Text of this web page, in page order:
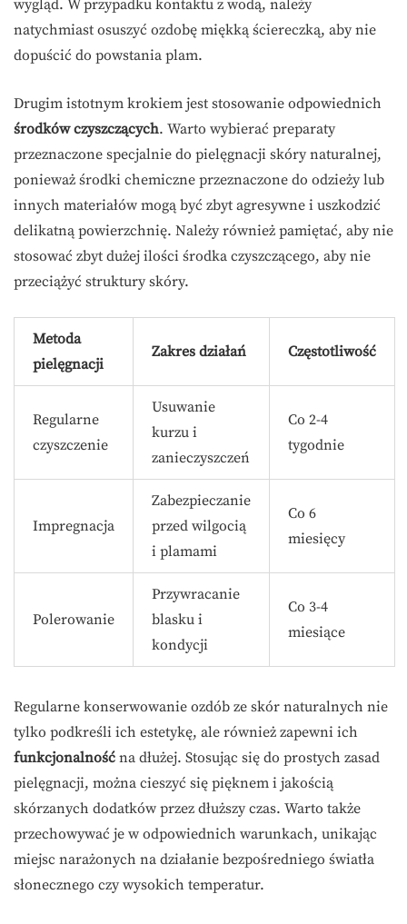
wygląd. W przypadku kontaktu z wodą, należy
natychmiast osuszyć ozdobę miękką ściereczką, aby nie
dopuścić do powstania plam.
Drugim istotnym krokiem jest stosowanie odpowiednich
środków czyszczących. Warto wybierać preparaty
przeznaczone specjalnie do pielęgnacji skóry naturalnej,
ponieważ środki chemiczne przeznaczone do odzieży lub
innych materiałów mogą być zbyt agresywne i uszkodzić
delikatną powierzchnię. Należy również pamiętać, aby nie
stosować zbyt dużej ilości środka czyszczącego, aby nie
przeciążyć struktury skóry.
Metoda
pielęgnacji
Zakres działań Częstotliwość
Regularne
czyszczenie
Usuwanie
kurzu i
zanieczyszczeń
Co 2-4
tygodnie
Impregnacja
Zabezpieczanie
przed wilgocią
i plamami
Co 6
miesięcy
Polerowanie
Przywracanie
blasku i
kondycji
Co 3-4
miesiące
Regularne konserwowanie ozdób ze skór naturalnych nie
tylko podkreśli ich estetykę, ale również zapewni ich
funkcjonalność na dłużej. Stosując się do prostych zasad
pielęgnacji, można cieszyć się pięknem i jakością
skórzanych dodatków przez dłuższy czas. Warto także
przechowywać je w odpowiednich warunkach, unikając
miejsc narażonych na działanie bezpośredniego światła
słonecznego czy wysokich temperatur.